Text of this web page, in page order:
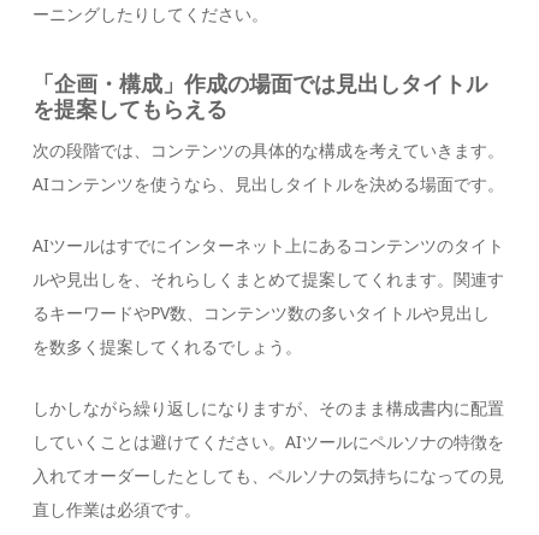
ーニングしたりしてください。
「企画・構成」作成の場面では見出しタイトル
を提案してもらえる
次の段階では、コンテンツの具体的な構成を考えていきます。
AIコンテンツを使うなら、見出しタイトルを決める場面です。
AIツールはすでにインターネット上にあるコンテンツのタイト
ルや見出しを、それらしくまとめて提案してくれます。関連す
るキーワードやPV数、コンテンツ数の多いタイトルや見出し
を数多く提案してくれるでしょう。
しかしながら繰り返しになりますが、そのまま構成書内に配置
していくことは避けてください。AIツールにペルソナの特徴を
入れてオーダーしたとしても、ペルソナの気持ちになっての見
直し作業は必須です。